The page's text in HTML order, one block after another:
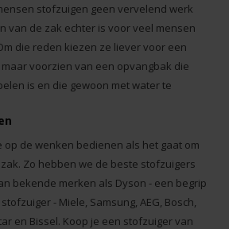
stofzuigen geen vervelend werk
van de zak echter is voor veel mensen
die reden kiezen ze liever voor een
voorzien van een opvangbak die
is en die gewoon met water te
op de wenken bedienen als het gaat om
Zo hebben we de beste stofzuigers
bekende merken als Dyson - een begrip
- Miele, Samsung, AEG, Bosch,
en Bissel. Koop je een stofzuiger van